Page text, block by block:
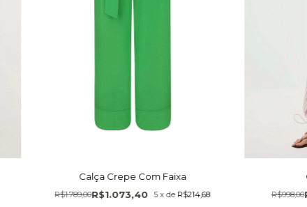
Calça Crepe Com Faixa
R$1.073,40
R$1.789,00 5 xde R$214,68 R$998,00